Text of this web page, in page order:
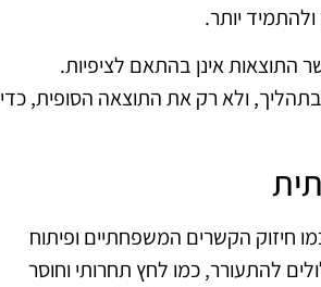
יותר.
התוצאות אינן בהתאם לציפיות.
ולא רק את התוצאה הסופית, כדי
חיזוק הקשרים המשפחתיים ופיתוח
להתעורר, כמו לחץ תחרותי וחוסר